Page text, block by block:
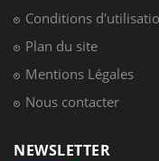
Conditions
Plan du site
Mentions Légales
Nous contacter
NEWSLETTER